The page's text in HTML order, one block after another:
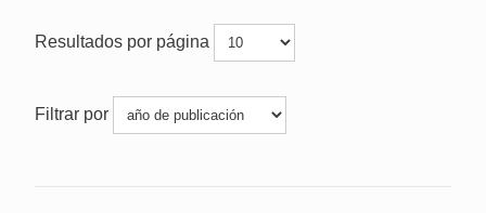
Resultados por página
Filtrar por